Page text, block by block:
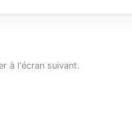
à l'écran suivant.